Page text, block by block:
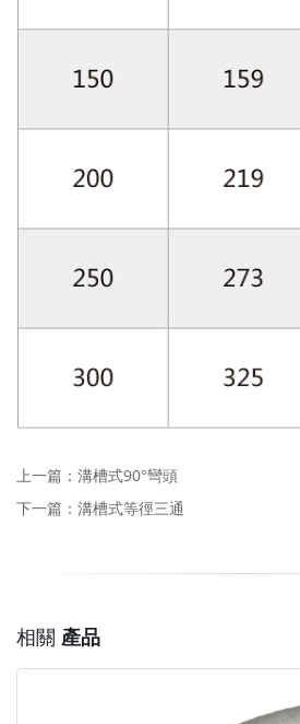
上一篇： 溝槽式90°彎頭
下一篇： 溝槽式等徑三通
相關 產品